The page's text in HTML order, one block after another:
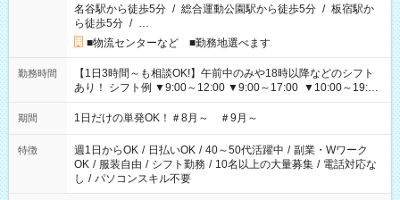
名谷駅から徒歩5分 / 総合運動公園駅から徒歩5分 / 板宿駅か
ら徒歩5分 / …
■物流センターなど ■勤務地選べます
勤務時間
【1日3時間～も相談OK!】午前中のみや18時以降などのシフト
あり！ シフト例 ▼9:00～12:00 ▼9:00～17:00 ▼10:00～19:00
▼18:00～21:00
期間 1日だけの単発OK！＃8月～ ＃9月～
特徴 週1日からOK / 日払いOK / 40～50代活躍中 / 副業・Wワーク
OK / 服装自由 / シフト勤務 / 10名以上の大量募集 / 電話対応な
し / パソコンスキル不要